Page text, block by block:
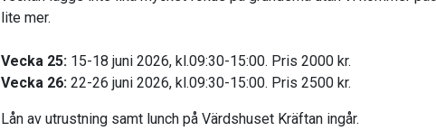
lite mer.
Vecka 25: 15-18 juni 2026, kl.09:30-15:00. Pris 2000 kr.
Vecka 26:22-26 juni 2026, kl.09:30-15:00. Pris 2500 kr.
Lån av utrustning samt lunch på Värdshuset Kräftan ingår.